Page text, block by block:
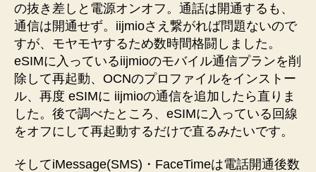
の抜き差しと電源オンオフ。通話は開通するも、
通信は開通せず。iijmioさえ繋がれば問題ないので
すが、モヤモヤするため数時間格闘しました。
eSIMに入っているiijmioのモバイル通信プランを削
除して再起動、OCNのプロファイルをインストー
ル、再度 eSIMに iijmioの通信を追加したら直りま
した。後で調べたところ、eSIMに入っている回線
をオフにして再起動するだけで直るみたいです。
そしてiMessage(SMS)・FaceTimeは電話開通後数